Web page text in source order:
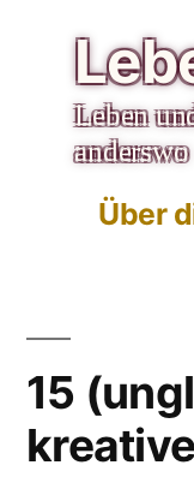
springenLeben
anderswo
Über
15